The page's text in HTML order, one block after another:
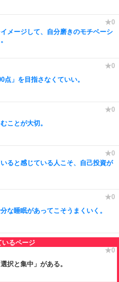
メージして、自分磨きのモチベーシ
点」を目指さなくていい。
ことが大切。
ると感じている人こそ、自己投資が
な睡眠があってこそうまくいく。
択と集中」がある。